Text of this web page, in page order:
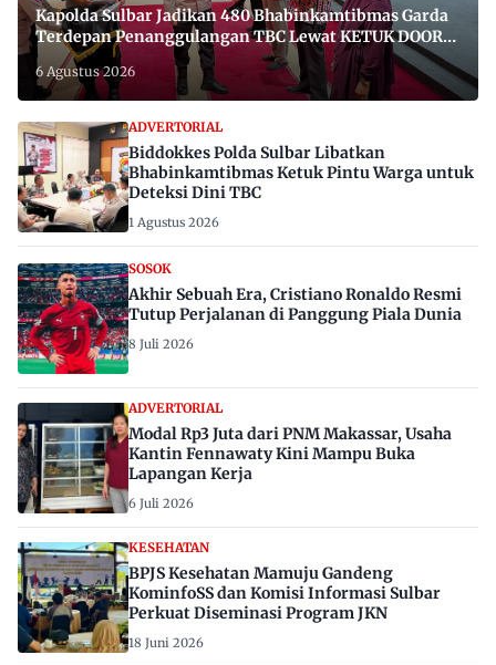
Kapolda Sulbar Jadikan 480 Bhabinkamtibmas Garda
Terdepan Penanggulangan TBC Lewat KETUK DOORS
di 650 Desa
6 Agustus 2026
ADVERTORIAL
Biddokkes Polda Sulbar Libatkan
Bhabinkamtibmas Ketuk Pintu Warga untuk
Deteksi Dini TBC
1 Agustus 2026
SOSOK
Akhir Sebuah Era, Cristiano Ronaldo Resmi
Tutup Perjalanan di Panggung Piala Dunia
8 Juli 2026
ADVERTORIAL
Modal Rp3 Juta dari PNM Makassar, Usaha
Kantin Fennawaty Kini Mampu Buka
Lapangan Kerja
6 Juli 2026
KESEHATAN
BPJS Kesehatan Mamuju Gandeng
KominfoSS dan Komisi Informasi Sulbar
Perkuat Diseminasi Program JKN
18 Juni 2026